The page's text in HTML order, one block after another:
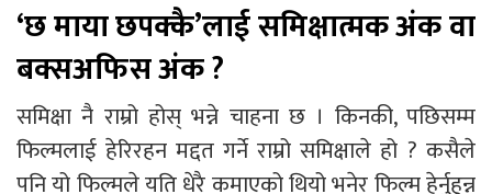
‘छ माया छपक्कै’लाई समिक्षात्मक अंक वा
बक्सअफिस अंक ?
समिक्षा नै राम्रो होस् भन्ने चाहना छ । किनकी, पछिसम्म
फिल्मलाई हेरिरहन मद्दत गर्ने राम्रो समिक्षाले हो ? कसैले
पनि यो फिल्मले यति धेरै कमाएको थियो भनेर फिल्म हेर्नुहुन्न